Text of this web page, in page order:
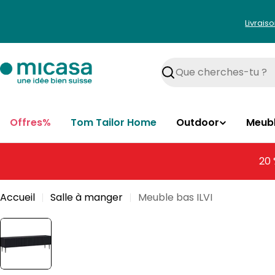
Rechercher
Offres% Tom Tailor Home Outdoor
20
Accueil Salle à manger Meuble bas ILVI